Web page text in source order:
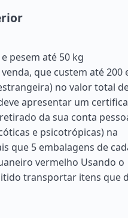
pesem até 50 kg
que custem até 200
no valor total
apresentar um
da sua conta
e psicotrópicas) na
que 5 embalagens de
vermelho Usando o
transportar itens que